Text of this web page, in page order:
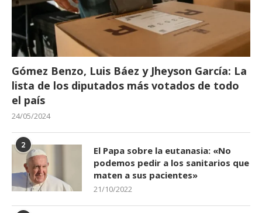
Gómez Benzo, Luis Báez y Jheyson García: La
lista de los diputados más votados de todo
el país
24/05/2024
2
El Papa sobre la eutanasia: «No
podemos pedir a los sanitarios que
maten a sus pacientes»
21/10/2022